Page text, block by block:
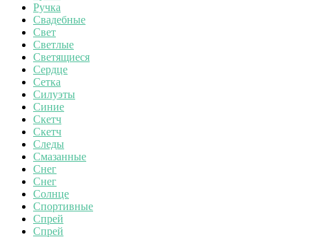
Ручка
Свадебные
Свет
Светлые
Светящиеся
Сердце
Сетка
Силуэты
Синие
Скетч
Скетч
Следы
Смазанные
Снег
Снег
Солнце
Спортивные
Спрей
Спрей